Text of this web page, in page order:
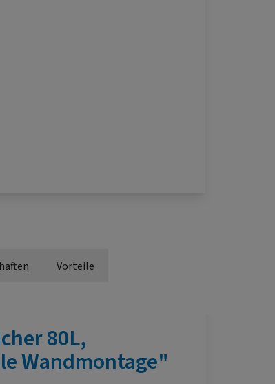
Vorteile
80L,
Wandmontage"